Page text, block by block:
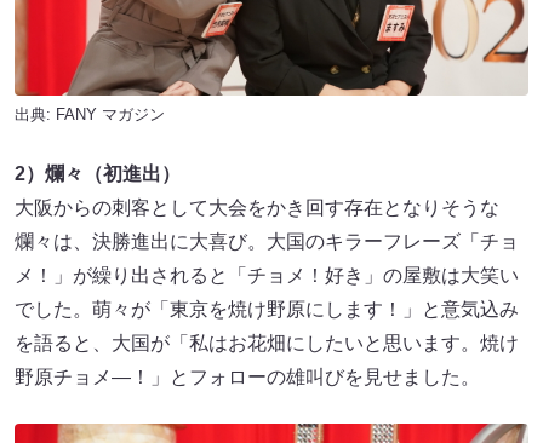
出典: FANY マガジン
2）爛々（初進出）
大阪からの刺客として大会をかき回す存在となりそうな
爛々は、決勝進出に大喜び。大国のキラーフレーズ「チョ
メ！」が繰り出されると「チョメ！好き」の屋敷は大笑い
でした。萌々が「東京を焼け野原にします！」と意気込み
を語ると、大国が「私はお花畑にしたいと思います。焼け
野原チョメ―！」とフォローの雄叫びを見せました。